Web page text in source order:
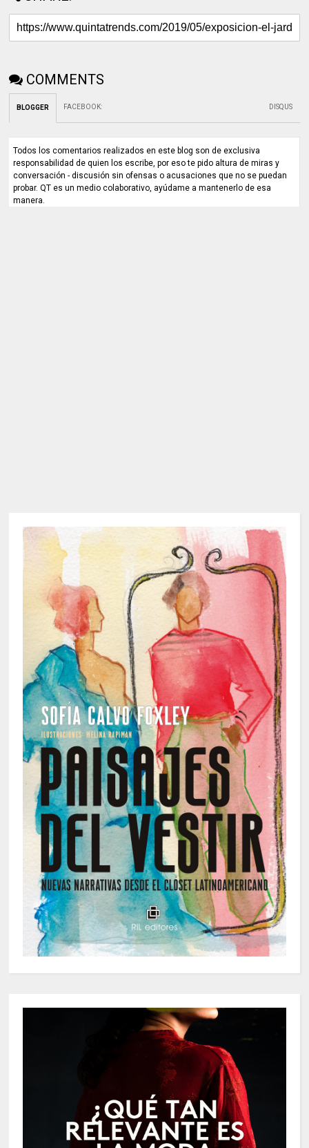
COMMENTS
BLOGGER FACEBOOK: DISQUS
Todos los comentarios realizados en este blog son de exclusiva
responsabilidad de quien los escribe, por eso te pido altura de miras y
conversación - discusión sin ofensas o acusaciones que no se puedan
probar. QT es un medio colaborativo, ayúdame a mantenerlo de esa
manera.